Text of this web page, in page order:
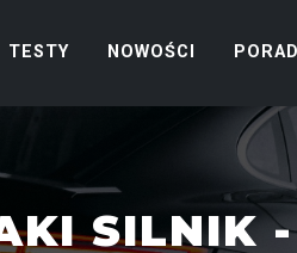
TESTY NOWOŚCI
SILNIK